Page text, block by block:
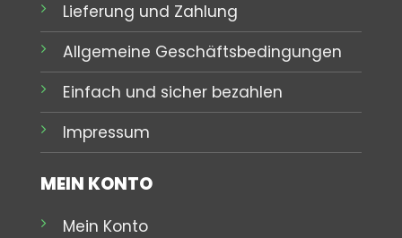
Lieferung und Zahlung
Allgemeine Geschäftsbedingungen
Einfach und sicher bezahlen
Impressum
MEIN KONTO
Mein Konto